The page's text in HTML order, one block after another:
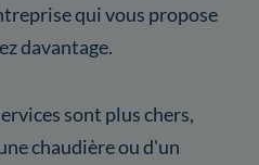
qui vous propose
davantage.
sont plus chers,
chaudière ou d'un